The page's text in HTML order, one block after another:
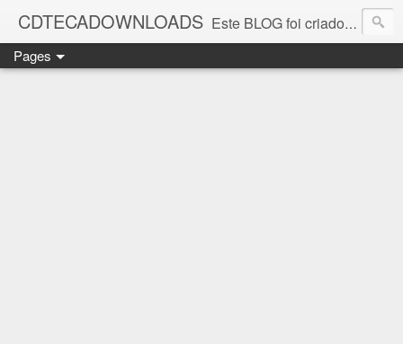
CDTECADOWNLOADS Este BLOG foi criado para os amantes da música. Aqui você encontra vários álbuns musicais. Todos os ritmos, álbuns antigos que foi e continua sendo SUCESSO.
Pages